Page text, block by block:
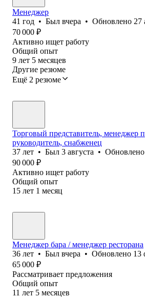
Менеджер
41 год • Был вчера • Обновлено 27
70 000 ₽
Активно ищет работу
Общий опыт
9 лет 5 месяцев
Другие резюме
Ещё 2 резюме
Торговый представитель, менеджер
руководитель, снабженец
37 лет • Был 3 августа • Обновлено
90 000 ₽
Активно ищет работу
Общий опыт
15 лет 1 месяц
Менеджер бара / менеджер ресторана
36 лет • Был вчера • Обновлено 13
65 000 ₽
Рассматривает предложения
Общий опыт
11 лет 5 месяцев